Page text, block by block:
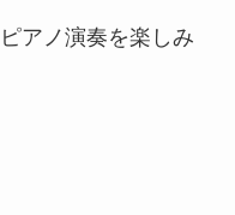
アノ演奏を楽しみ